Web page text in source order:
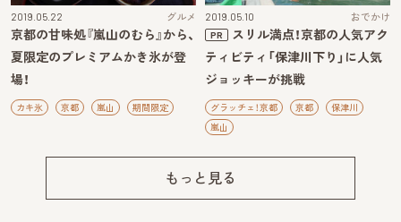
2019.05.22 グルメ
京都の甘味処『嵐山のむら』から、
夏限定のプレミアムかき氷が登
場！
カキ氷 京都 嵐山 期間限定
2019.05.10 おでかけ
PR
スリル満点！京都の人気アク
ティビティ「保津川下り」に人気
ジョッキーが挑戦
グラッチェ！京都 京都
保津川
嵐山
もっと見る